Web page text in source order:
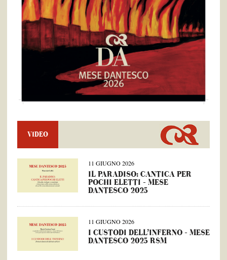
VIDEO
11 GIUGNO 2026
IL PARADISO: CANTICA PER
POCHI ELETTI – MESE
DANTESCO 2025
11 GIUGNO 2026
I CUSTODI DELL’INFERNO – MESE
DANTESCO 2025 RSM